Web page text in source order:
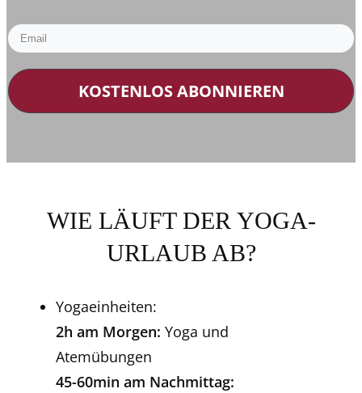
KOSTENLOS ABONNIEREN
WIE LÄUFT DER YOGA-
URLAUB AB?
Yogaeinheiten:
2h am Morgen: Yoga und
Atemübungen
45-60min am Nachmittag: